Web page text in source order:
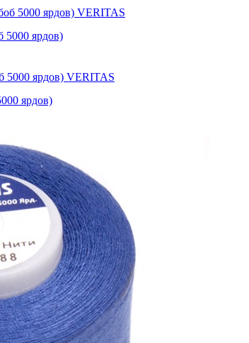
5000 ярдов)
ярдов)